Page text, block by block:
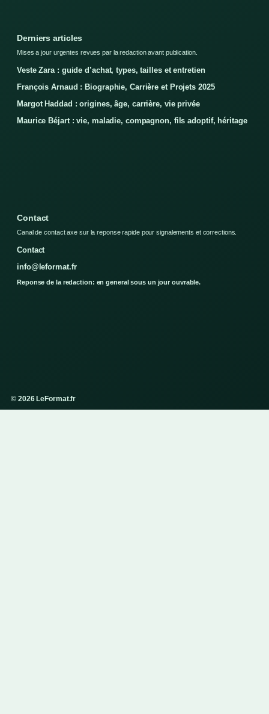
Derniers articles
Mises a jour urgentes revues par la redaction avant publication.
Veste Zara : guide d’achat, types, tailles et entretien
François Arnaud : Biographie, Carrière et Projets 2025
Margot Haddad : origines, âge, carrière, vie privée
Maurice Béjart : vie, maladie, compagnon, fils adoptif, héritage
Contact
Canal de contact axe sur la reponse rapide pour signalements et corrections.
Contact
info@leformat.fr
Reponse de la redaction: en general sous un jour ouvrable.
© 2026 LeFormat.fr